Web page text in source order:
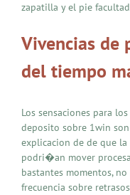
zapatilla y el pie
Vivencias de
del tiempo
Los sensaciones para
deposito sobre 1win
explicacion de de que
podri�an mover
bastantes momentos,
frecuencia sobre